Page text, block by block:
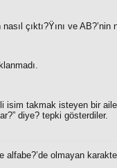
çıktı?Ÿını ve
isim takmak isteyen bir
diye? tepki gösterdiler.
alfabe?’de olmayan